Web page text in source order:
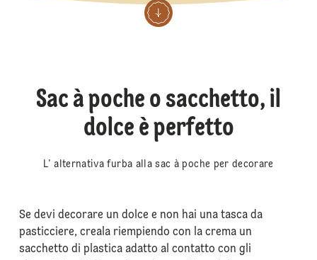
Sac à poche o sacchetto, il
dolce è perfetto
L' alternativa furba alla sac à poche per decorare
Se devi decorare un dolce e non hai una tasca da
pasticciere, creala riempiendo con la crema un
sacchetto di plastica adatto al contatto con gli